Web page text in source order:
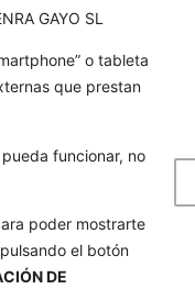
GAYO SL
o tableta
que prestan
funcionar, no
poder mostrarte
el botón
DE
somos